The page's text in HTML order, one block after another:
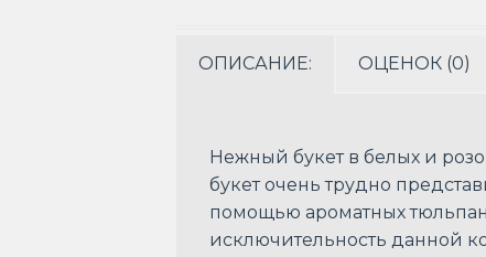
ОПИСАНИЕ: ОЦЕНОК (0)
Нежный букет в белых и
букет очень трудно
помощью ароматных
исключительность данной